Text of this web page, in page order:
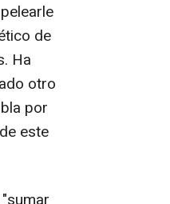
de
Ha
otro
por
este